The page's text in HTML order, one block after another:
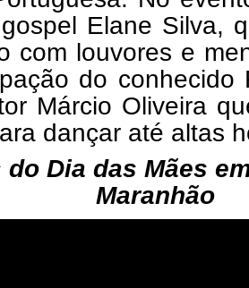
Elane Silva,
com louvores e
do conhecido
Márcio Oliveira
dançar até altas
do Dia das Mães
Maranhão